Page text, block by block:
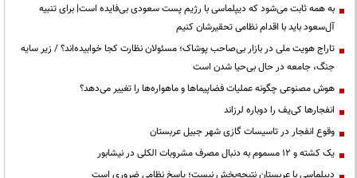
به همه ثابت می‌شود که دیپلماسی با رژیم پست سعودی بی‌فایده است| برای تنبیه
آل‌سعود باید با اقدام نظامی تحقیرشان کنیم
تاراج هویت ملی در بازار بی‌صاحب پوشاک؛ مسئولان نظارت کجا خوابیده‌اند؟ / زیر سایه
جنگ، جامعه در حال بی‌حیا شدن است
هوش مصنوعی چگونه عملیات فضاپیماها و ماهواره‌ها را تغییر می‌دهد؟
انفجارها کی‌یف را دوباره لرزاند
وقوع انفجار در تاسیسات گازی شهر جبیل عربستان
یک کشته و ۱۲ مسموم به دنبال مصرف مشروبات الکلی در نیشابور
دیپلماسی با عربستان نتیجه‌بخش نیست؛ پاسخ نظامی ضروری است